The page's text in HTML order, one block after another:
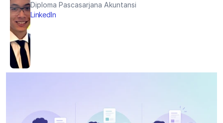
Diploma Pascasarjana Akuntansi
LinkedIn